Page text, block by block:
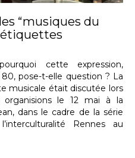
“musiques du
étiquettes
cette expression,
pose-t-elle question ? La
musicale était discutée lors
organisions le 12 mai à la
dans le cadre de la série
Rennes au